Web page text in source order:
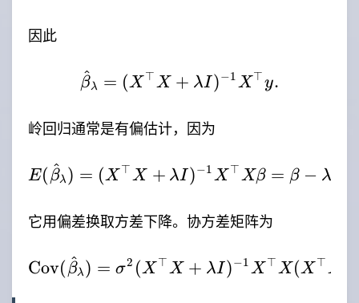
因此
β
^λ = (X⊤X + λI)−1X⊤y.
岭回归通常是有偏估计，因为
E(β
^λ) = (X⊤X + λI)−1X⊤Xβ = β − λ
它用偏差换取方差下降。协方差矩阵为
Cov(β
^λ) = σ2 (X⊤X + λI)−1X⊤X(X⊤X